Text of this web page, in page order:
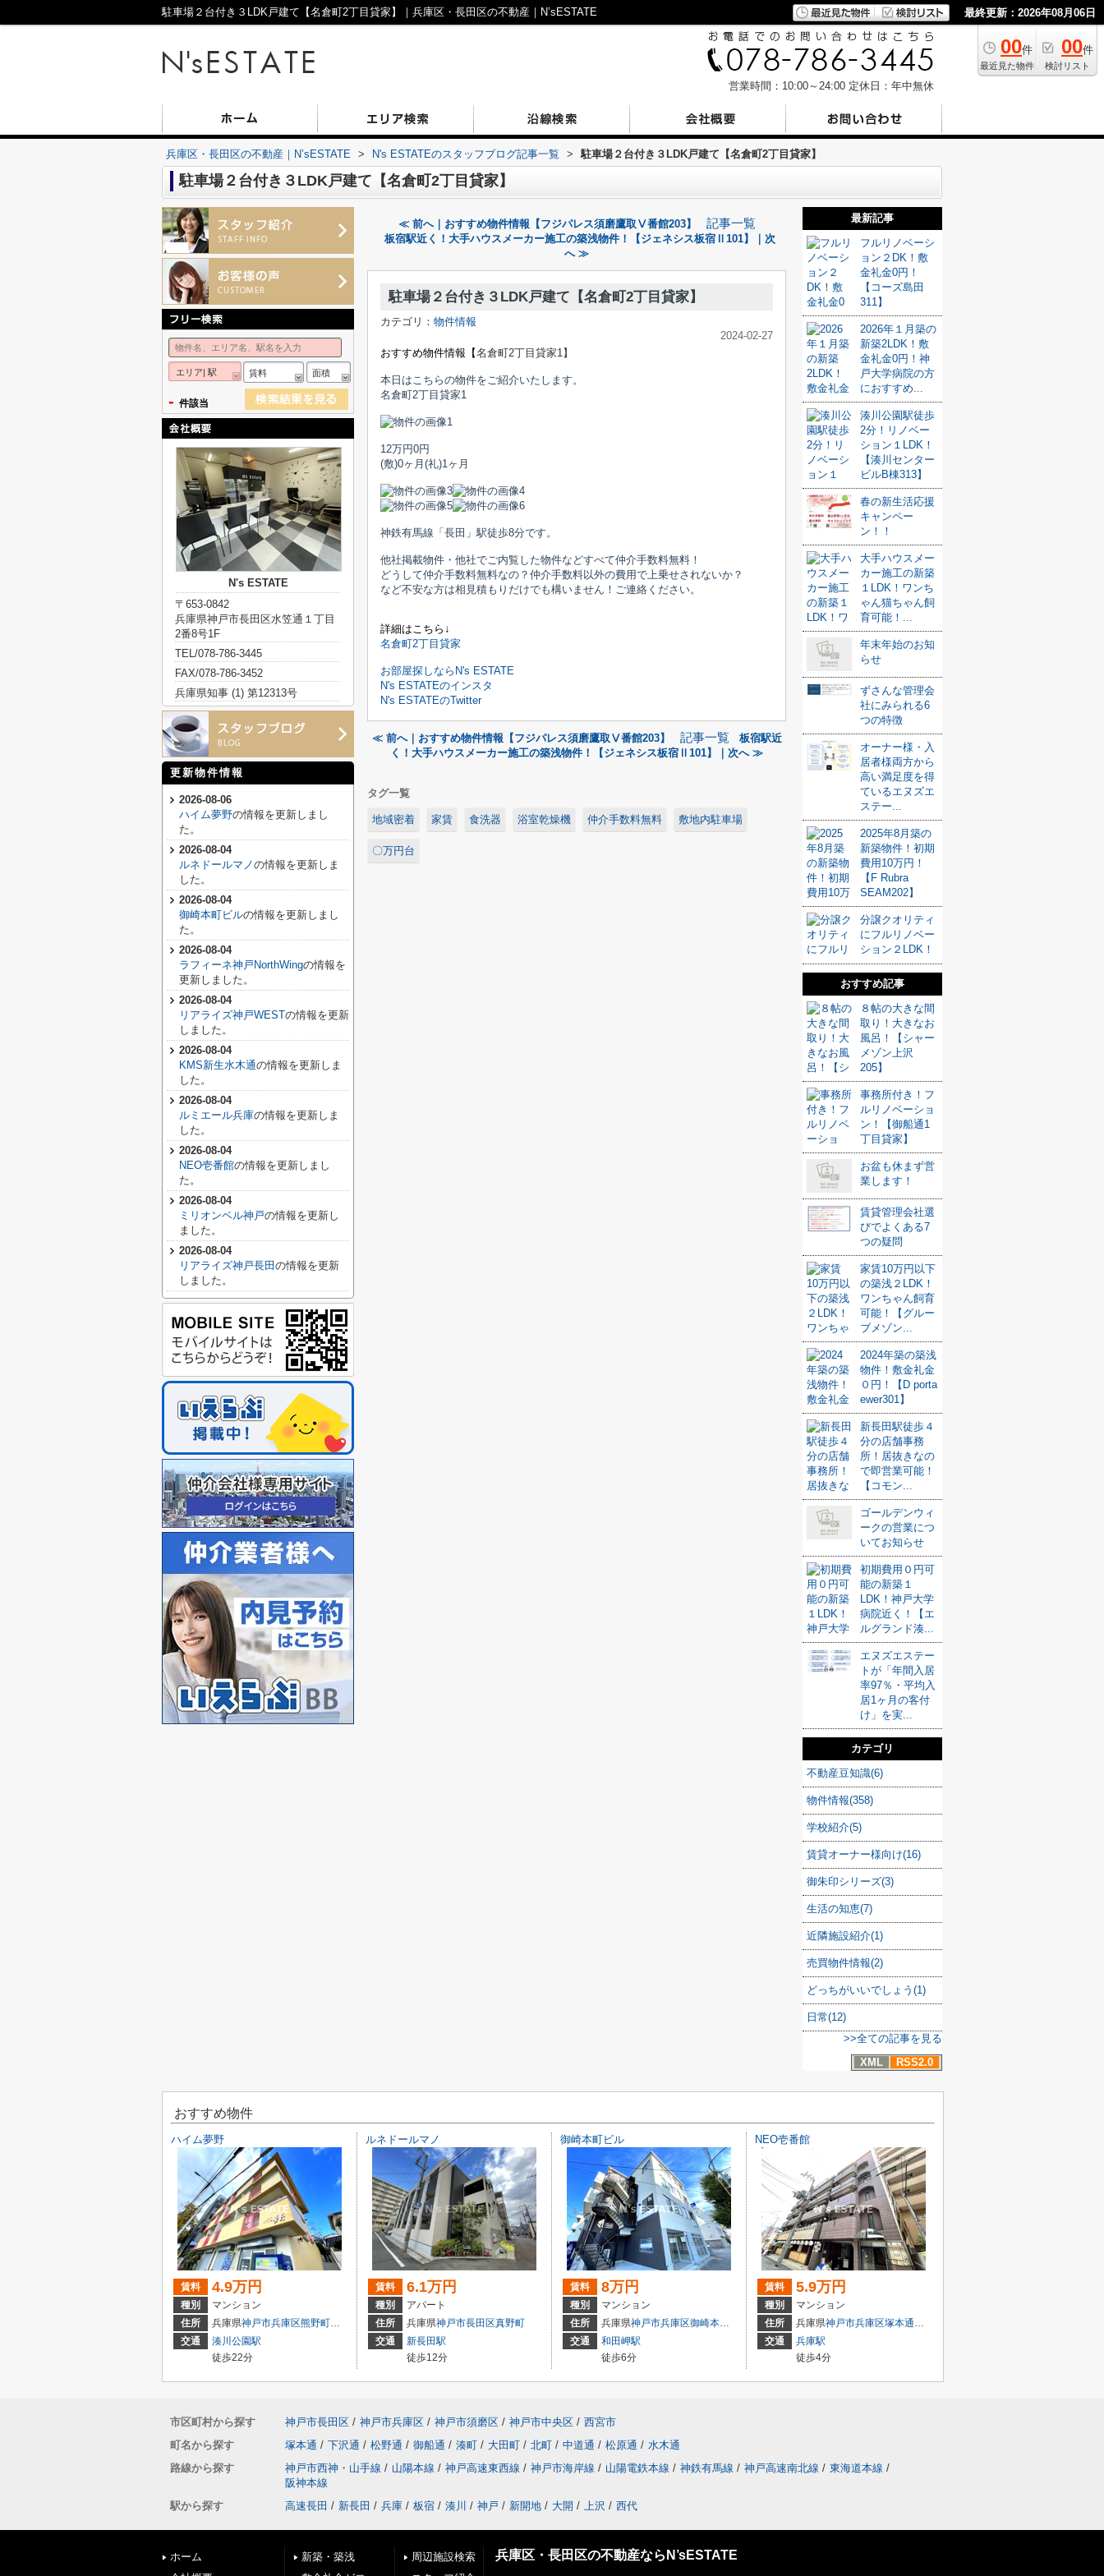
駐車場２台付き３LDK戸建て【名倉町2丁目貸家】｜兵庫区・長田区の不動産｜N’sESTATE 最終更新：2026年08月06日
00件
最近見た物件
00件
検討リスト
営業時間：10:00～24:00 定休日：年中無休
兵庫区・長田区の不動産｜N’sESTATE > N's ESTATEのスタッフブログ記事一覧 > 駐車場２台付き３LDK戸建て【名倉町2丁目貸家】
駐車場２台付き３LDK戸建て【名倉町2丁目貸家】
≪ 前へ｜おすすめ物件情報【フジパレス須磨鷹取Ⅴ番館203】 記事一覧
板宿駅近く！大手ハウスメーカー施工の築浅物件！【ジェネシス板宿Ⅱ101】｜次
へ ≫
駐車場２台付き３LDK戸建て【名倉町2丁目貸家】
カテゴリ： 物件情報
2024-02-27
おすすめ物件情報【名倉町2丁目貸家1】
本日はこちらの物件をご紹介いたします。
名倉町2丁目貸家1
12万円0円
(敷)0ヶ月 (礼)1ヶ月
神鉄有馬線「長田」駅徒歩8分です。
他社掲載物件・他社でご内覧した物件などすべて仲介手数料無料！
どうして仲介手数料無料なの？仲介手数料以外の費用で上乗せされないか？
など不安な方は相見積もりだけでも構いません！ご連絡ください。
詳細はこちら↓
名倉町2丁目貸家
お部屋探しならN's ESTATE
N's ESTATEのインスタ
N's ESTATEのTwitter
≪ 前へ｜おすすめ物件情報【フジパレス須磨鷹取Ⅴ番館203】 記事一覧
板宿駅近
く！大手ハウスメーカー施工の築浅物件！【ジェネシス板宿Ⅱ101】｜次へ ≫
タグ一覧
地域密着 家賃 食洗器 浴室乾燥機 仲介手数料無料 敷地内駐車場
〇万円台
最新記事
フルリノベーシ
ョン２DK！敷
金礼金0円！
【コーズ島田
311】
2026年１月築の
新築2LDK！敷
金礼金0円！神
戸大学病院の方
におすすめ...
湊川公園駅徒歩
2分！リノベー
ション１LDK！
【湊川センター
ビルB棟313】
春の新生活応援
キャンペー
ン！！
大手ハウスメー
カー施工の新築
１LDK！ワンち
ゃん猫ちゃん飼
育可能！...
年末年始のお知
らせ
ずさんな管理会
社にみられる6
つの特徴
オーナー様・入
居者様両方から
高い満足度を得
ているエヌズエ
ステー...
2025年8月築の
新築物件！初期
費用10万円！
【F Rubra
SEAM202】
分譲クオリティ
にフルリノベー
ション２LDK！
おすすめ記事
８帖の大きな間
取り！大きなお
風呂！【シャー
メゾン上沢
205】
事務所付き！フ
ルリノベーショ
ン！【御船通1
丁目貸家】
お盆も休まず営
業します！
賃貸管理会社選
びでよくある7
つの疑問
家賃10万円以下
の築浅２LDK！
ワンちゃん飼育
可能！【グルー
ブメゾン...
2024年築の築浅
物件！敷金礼金
０円！【D porta
ewer301】
新長田駅徒歩４
分の店舗事務
所！居抜きなの
で即営業可能！
【コモン...
ゴールデンウィ
ークの営業につ
いてお知らせ
初期費用０円可
能の新築１
LDK！神戸大学
病院近く！【エ
ルグランド湊...
エヌズエステー
トが「年間入居
率97％・平均入
居1ヶ月の客付
け」を実...
カテゴリ
不動産豆知識(6)
物件情報(358)
学校紹介(5)
賃貸オーナー様向け(16)
御朱印シリーズ(3)
生活の知恵(7)
近隣施設紹介(1)
売買物件情報(2)
どっちがいいでしょう(1)
日常(12)
>>全ての記事を見る
XML
RSS2.0
エリア| 駅 賃料 面積
- 件該当
N's ESTATE
〒653-0842
兵庫県神戸市長田区水笠通１丁目
2番8号1F
TEL/078-786-3445
FAX/078-786-3452
兵庫県知事 (1) 第12313号
更新物件情報
2026-08-06
ハイム夢野の情報を更新しまし
た。
2026-08-04
ルネドールマノの情報を更新しま
した。
2026-08-04
御崎本町ビルの情報を更新しまし
た。
2026-08-04
ラフィーネ神戸NorthWingの情報を
更新しました。
2026-08-04
リアライズ神戸WESTの情報を更新
しました。
2026-08-04
KMS新生水木通の情報を更新しま
した。
2026-08-04
ルミエール兵庫の情報を更新しま
した。
2026-08-04
NEO壱番館の情報を更新しまし
た。
2026-08-04
ミリオンベル神戸の情報を更新し
ました。
2026-08-04
リアライズ神戸長田 の情報を更新
しました。
おすすめ物件
ハイム夢野
賃料 4.9万円
種別
マンション
住所
兵庫県神戸市兵庫区熊野町４丁目
交通
湊川公園駅
徒歩22分
ルネドールマノ
賃料 6.1万円
種別
アパート
住所
兵庫県神戸市長田区真野町
交通
新長田駅
徒歩12分
御崎本町ビル
賃料 8万円
種別
マンション
住所
兵庫県神戸市兵庫区御崎本町
２丁目
交通
和田岬駅
徒歩6分
NEO壱番館
賃料 5.9万円
種別
マンション
住所
兵庫県神戸市兵庫区塚本通５丁目
交通
兵庫駅
徒歩4分
市区町村から探す 神戸市長田区 / 神戸市兵庫区 / 神戸市須磨区 / 神戸市中央区 / 西宮市
町名から探す
塚本通 / 下沢通 / 松野通 / 御船通 / 湊町 / 大田町 / 北町 / 中道通 / 松原通 / 水木通
路線から探す
神戸市西神・山手線 / 山陽本線 / 神戸高速東西線 / 神戸市海岸線 / 山陽電鉄本線 / 神鉄有馬線 / 神戸高速南北線 / 東海道本線 /
阪神本線
駅から探す
高速長田 / 新長田 / 兵庫 / 板宿 / 湊川 / 神戸 / 新開地 / 大開 / 上沢 / 西代
ホーム
新築・築浅
周辺施設検索
兵庫区・長田区の不動産ならN’sESTATE